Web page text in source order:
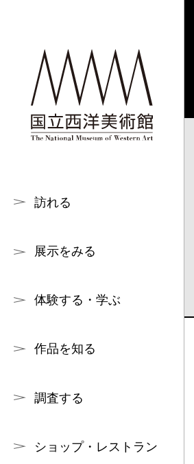
訪れる
展示をみる
体験する・学ぶ
作品を知る
調査する
ショップ・レストラン